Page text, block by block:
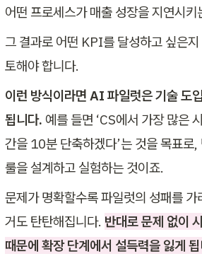
어떤 프로세스가 매출 성장을 지연시
그 결과로 어떤 KPI를 달성하고 싶은
토해야 합니다.
이런 방식이라면 AI 파일럿은 기술 도
됩니다. 예를 들면 ‘CS에서 가장 많은
간을 10분 단축하겠다’는 것을 목표로
룰을 설계하고 실험하는 것이죠.
문제가 명확할수록 파일럿의 성패를
거도 탄탄해집니다. 반대로 문제 없이
때문에 확장 단계에서 설득력을 잃게